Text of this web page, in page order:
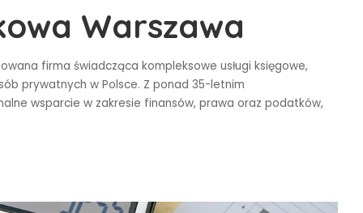
Warszawa
firma świadcząca kompleksowe usługi księgowe,
prywatnych w Polsce. Z ponad 35-letnim
wsparcie w zakresie finansów, prawa oraz podatków,